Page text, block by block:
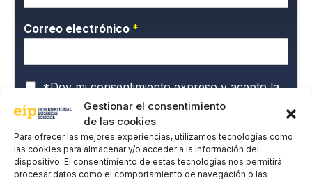
Gestionar el consentimiento
de las cookies
Para ofrecer las mejores experiencias, utilizamos tecnologías como
las cookies para almacenar y/o acceder a la información del
dispositivo. El consentimiento de estas tecnologías nos permitirá
procesar datos como el comportamiento de navegación o las
Correo electrónico *
P
l
t
i
c
*Doy mi consentimiento expreso y acepto la
Política de privacidad.
EIP International Business School te informa que los datos
del presente formulario serán tratados por Mainjobs
Internacional Educativa y Tecnológica, S.A.U. como
responsable de esta web. La finalidad de la recogida y
tratamiento de los datos personales es gestionar tu